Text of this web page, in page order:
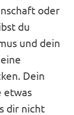
oder
du
und dein
Dein
etwas
dir nicht